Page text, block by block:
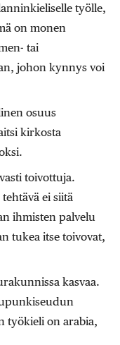
työlle,
on monen
tai
johon kynnys voi
osuus
kirkosta
toivottuja.
ei siitä
ihmisten palvelu
tukea itse toivovat,
kasvaa.
työkieli on arabia,